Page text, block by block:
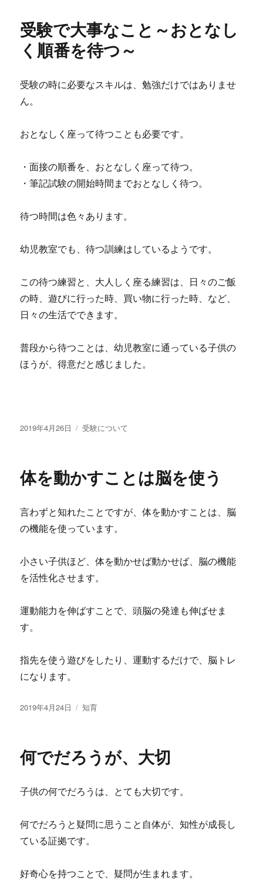
ー
受験で大事なこと～おとなし
く順番を待つ～
受験の時に必要なスキルは、勉強だけではありませ
ん。
おとなしく座って待つことも必要です。
・面接の順番を、おとなしく座って待つ。
・筆記試験の開始時間までおとなしく待つ。
待つ時間は色々あります。
幼児教室でも、待つ訓練はしているようです。
この待つ練習と、大人しく座る練習は、日々のご飯
の時、遊びに行った時、買い物に行った時、など、
日々の生活でできます。
普段から待つことは、幼児教室に通っている子供の
ほうが、得意だと感じました。
投
2019年4月26日
カ
ー
受験について
体を動かすことは脳を使う
言わずと知れたことですが、体を動かすことは、脳
の機能を使っています。
小さい子供ほど、体を動かせば動かせば、脳の機能
を活性化させます。
運動能力を伸ばすことで、頭脳の発達も伸ばせま
す。
指先を使う遊びをしたり、運動するだけで、脳トレ
になります。
投
2019年4月24日
カ
ー
知育
何でだろうが、大切
子供の何でだろうは、とても大切です。
何でだろうと疑問に思うこと自体が、知性が成長し
ている証拠です。
好奇心を持つことで、疑問が生まれます。